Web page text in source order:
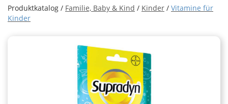
Produktkatalog / Familie, Baby & Kind / Kinder / Vitamine für
Kinder